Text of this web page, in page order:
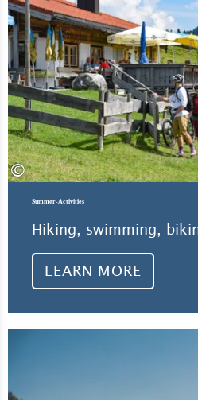
©
Summer-Activities
Hiking, swimming,
LEARN MORE